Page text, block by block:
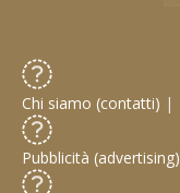
Chi siamo (contatti) |
Pubblicità (advertising)